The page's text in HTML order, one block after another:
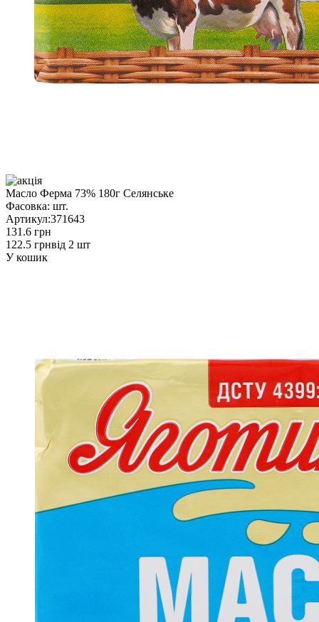
Масло Ферма 73% 180г Селянське
Фасовка: шт.
Артикул:371643
131.6 грн
122.5 грнвід 2 шт
У кошик